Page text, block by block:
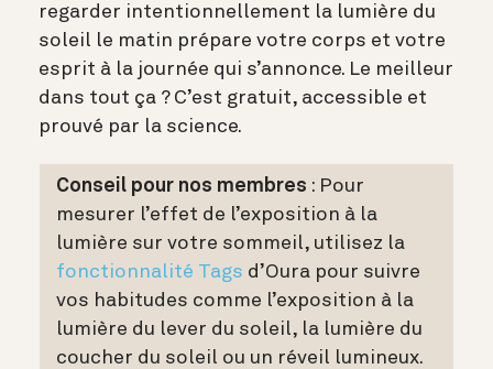
regarder intentionnellement la lumière du
soleil le matin prépare votre corps et votre
esprit à la journée qui s’annonce. Le meilleur
dans tout ça ? C’est gratuit, accessible et
prouvé par la science.
Conseil pour nos membres : Pour
mesurer l’effet de l’exposition à la
lumière sur votre sommeil, utilisez la
fonctionnalité Tags d’Oura pour suivre
vos habitudes comme l’exposition à la
lumière du lever du soleil, la lumière du
coucher du soleil ou un réveil lumineux.